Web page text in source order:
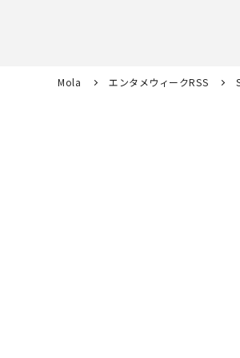
Mola エンタメウィークRSS